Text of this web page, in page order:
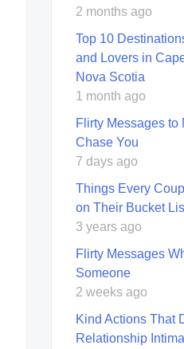
2 months ago
Top 10
and Lovers in
Nova Scotia
1 month ago
Flirty Messages to
Chase You
7 days ago
Things Every
on Their Bucket
3 years ago
Flirty Messages
Someone
2 weeks ago
Kind Actions That
Relationship